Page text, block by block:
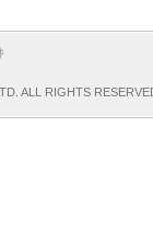
ALL RIGHTS